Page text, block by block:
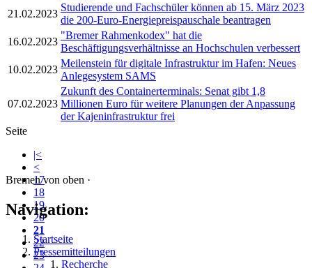
21.02.2023
Studierende und Fachschüler können ab 15. März 2023
die 200-Euro-Energiepreispauschale beantragen
16.02.2023
"Bremer Rahmenkodex" hat die
Beschäftigungsverhältnisse an Hochschulen verbessert
10.02.2023
Meilenstein für digitale Infrastruktur im Hafen: Neues
Anlegesystem SAMS
07.02.2023
Zukunft des Containerterminals: Senat gibt 1,8
Millionen Euro für weitere Planungen der Anpassung
der Kajeninfrastruktur frei
Seite
|<
<
17
18
19
20
21
22
23
Bremen von oben ·
Navigation:
Startseite
Pressemitteilungen
Recherche